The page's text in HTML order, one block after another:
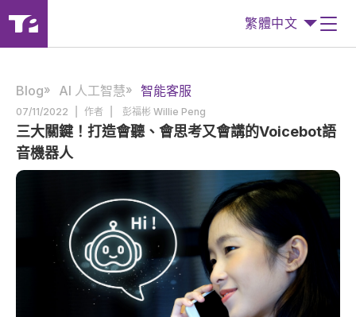
繁體中文
Blog AI 人工智慧 智能客服
07/11/2022 作者 彭福彬 Willie Peng
三大關鍵！打造會聽、會思考又會講的Voicebot語
音機器人